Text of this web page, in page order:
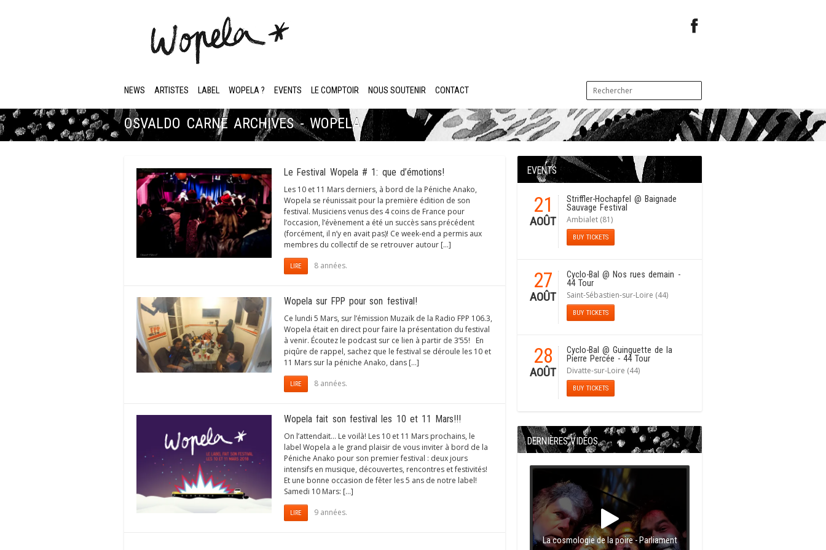
NEWS ARTISTES LABEL WOPELA ? EVENTS LE COMPTOIR NOUS SOUTENIR CONTACT
OSVALDO CARNE ARCHIVES - WOPELA
Le Festival Wopela # 1: que d’émotions!
Les 10 et 11 Mars derniers, à bord de la Péniche Anako,
Wopela se réunissait pour la première édition de son
festival. Musiciens venus des 4 coins de France pour
l’occasion, l’évènement a été un succès sans précédent
(forcément, il n’y en avait pas)! Ce week-end a permis aux
membres du collectif de se retrouver autour […]
LIRE 8 années.
Wopela sur FPP pour son festival!
Ce lundi 5 Mars, sur l’émission Muzaïk de la Radio FPP 106.3,
Wopela était en direct pour faire la présentation du festival
à venir. Écoutez le podcast sur ce lien à partir de 3’55! En
piqûre de rappel, sachez que le festival se déroule les 10 et
11 Mars sur la péniche Anako, dans […]
LIRE 8 années.
Wopela fait son festival les 10 et 11 Mars!!!
On l’attendait… Le voilà! Les 10 et 11 Mars prochains, le
label Wopela a le grand plaisir de vous inviter à bord de la
Péniche Anako pour son premier festival : deux jours
intensifs en musique, découvertes, rencontres et festivités!
Et une bonne occasion de fêter les 5 ans de notre label!
Samedi 10 Mars: […]
LIRE 9 années.
EVENTS
21
AOÛT
Striffler-Hochapfel @ Baignade
Sauvage Festival
Ambialet (81)
BUY TICKETS
27
AOÛT
Cyclo-Bal @ Nos rues demain -
44 Tour
Saint-Sébastien-sur-Loire (44)
BUY TICKETS
28
AOÛT
Cyclo-Bal @ Guinguette de la
Pierre Percée - 44 Tour
Divatte-sur-Loire (44)
BUY TICKETS
DERNIÈRES VIDÉOS
La cosmologie de la poire - Parliament